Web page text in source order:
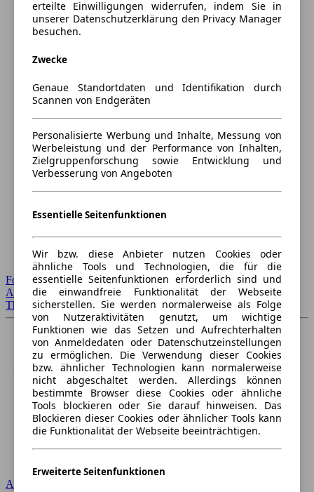
Forum Startseite
Alle Auto-Foren
Themen-Forum
Audi
erteilte Einwilligungen widerrufen, indem Sie in
unserer Datenschutzerklärung den Privacy Manager
besuchen.
Zwecke
Genaue Standortdaten und Identifikation durch
Scannen von Endgeräten
Personalisierte Werbung und Inhalte, Messung von
Werbeleistung und der Performance von Inhalten,
Zielgruppenforschung sowie Entwicklung und
Verbesserung von Angeboten
Essentielle Seitenfunktionen
Wir bzw. diese Anbieter nutzen Cookies oder
ähnliche Tools und Technologien, die für die
essentielle Seitenfunktionen erforderlich sind und
die einwandfreie Funktionalität der Webseite
sicherstellen. Sie werden normalerweise als Folge
von Nutzeraktivitäten genutzt, um wichtige
Funktionen wie das Setzen und Aufrechterhalten
von Anmeldedaten oder Datenschutzeinstellungen
zu ermöglichen. Die Verwendung dieser Cookies
bzw. ähnlicher Technologien kann normalerweise
nicht abgeschaltet werden. Allerdings können
bestimmte Browser diese Cookies oder ähnliche
Tools blockieren oder Sie darauf hinweisen. Das
Blockieren dieser Cookies oder ähnlicher Tools kann
die Funktionalität der Webseite beeinträchtigen.
Erweiterte Seitenfunktionen